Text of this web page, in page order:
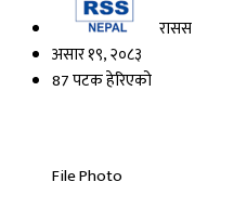
रासस
असार १९, २०८३
87 पटक हेरिएको
File Photo